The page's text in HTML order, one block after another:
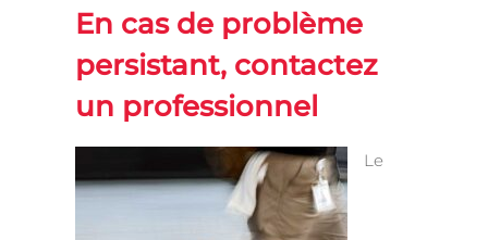
En cas de problème
persistant, contactez
un professionnel
Le